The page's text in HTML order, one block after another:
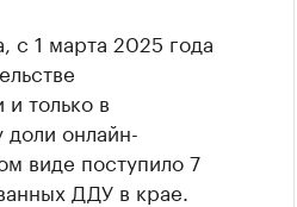
с 1 марта 2025 года
только в
онлайн-
виде поступило 7
ДДУ в крае.